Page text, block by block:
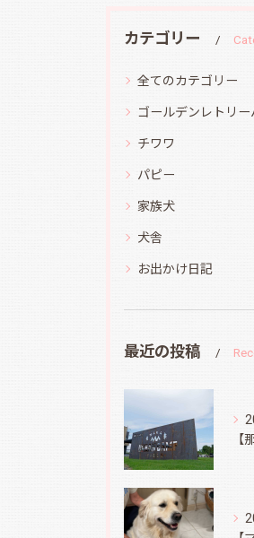
カテゴリー
全てのカテゴリー
ゴールデンレトリー
チワワ
パピー
家族犬
犬舎
お出かけ日記
最近の投稿